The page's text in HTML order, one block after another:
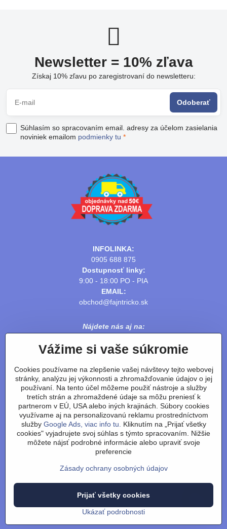
Newsletter = 10% zľava
Získaj 10% zľavu po zaregistrovaní do newsletteru:
Odoberať
Súhlasím so spracovaním email. adresy za účelom zasielania
noviniek emailom podmienky tu *
INFOLINKA:
0905 688 875
Dostupnosť linky:
9:00 - 18:00 PO - PIA
EMAIL:
obchod@fajntricko.sk
Nájdete nás aj na:
Obchodné podmienky/vrátenie tovaru /reklamácie/výmena
články/technológie a výroba
©2026Copyright
Predvoľby súkromiaZásady ochrany osobných údajov
Stav objednávky
Vytvorené pomocou:BiznisWeb.sk
Vážime si vaše súkromie
Cookies používame na zlepšenie vašej návštevy tejto webovej
stránky, analýzu jej výkonnosti a zhromažďovanie údajov o jej
používaní. Na tento účel môžeme použiť nástroje a služby
tretích strán a zhromaždené údaje sa môžu preniesť k
partnerom v EÚ, USA alebo iných krajinách. Súbory cookies
využívame aj na personalizovanú reklamu prostredníctvom
služby Google Ads, viac info tu.
Kliknutím na „Prijať všetky
cookies" vyjadrujete svoj súhlas s týmto spracovaním. Nižšie
môžete nájsť podrobné informácie alebo upraviť svoje
preferencie
Zásady ochrany osobných údajov
Ukázať podrobnosti
Prijať všetky cookies